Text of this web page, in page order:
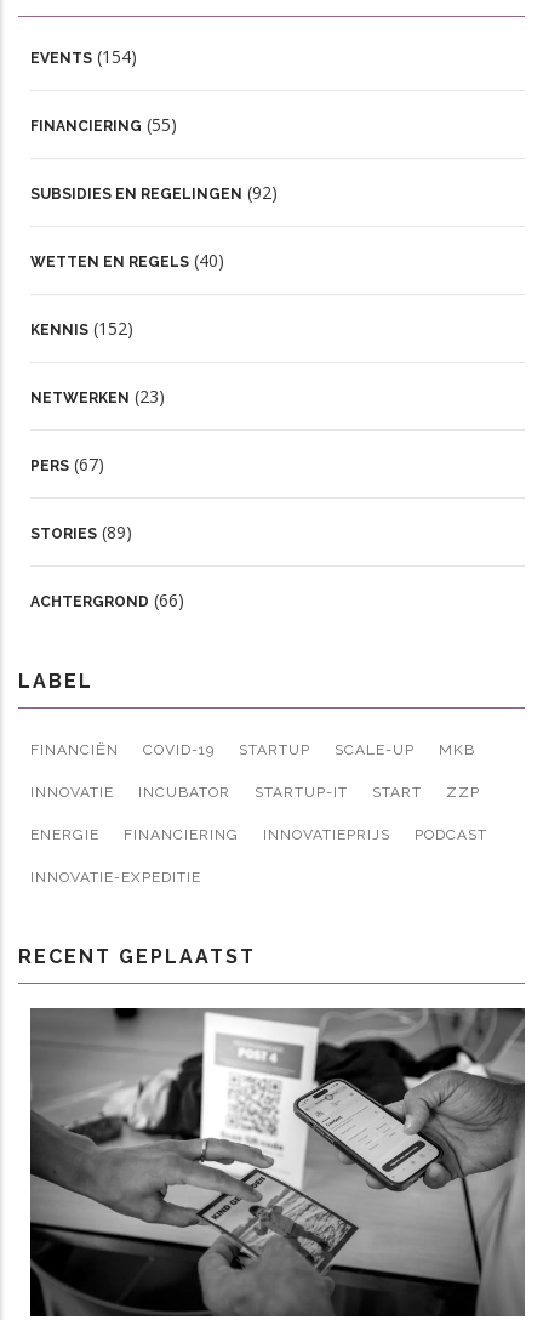
EVENTS (154)
FINANCIERING (55)
SUBSIDIES EN REGELINGEN (92)
WETTEN EN REGELS (40)
KENNIS (152)
NETWERKEN (23)
PERS (67)
STORIES (89)
ACHTERGROND (66)
LABEL
FINANCIËN COVID-19 STARTUP SCALE-UP MKB
INNOVATIE INCUBATOR STARTUP-IT START ZZP
ENERGIE FINANCIERING INNOVATIEPRIJS PODCAST
INNOVATIE-EXPEDITIE
RECENT GEPLAATST